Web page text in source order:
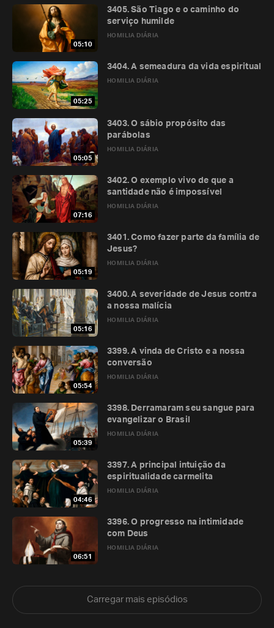
05:10
HOMILIA DIÁRIA
3405. São Tiago e o caminho do
serviço humilde
05:25
HOMILIA DIÁRIA
3404. A semeadura da vida espiritual
05:05
HOMILIA DIÁRIA
3403. O sábio propósito das
parábolas
07:16
HOMILIA DIÁRIA
3402. O exemplo vivo de que a
santidade não é impossível
05:19
HOMILIA DIÁRIA
3401. Como fazer parte da família de
Jesus?
05:16
HOMILIA DIÁRIA
3400. A severidade de Jesus contra
a nossa malícia
05:54
HOMILIA DIÁRIA
3399. A vinda de Cristo e a nossa
conversão
05:39
HOMILIA DIÁRIA
3398. Derramaram seu sangue para
evangelizar o Brasil
04:46
HOMILIA DIÁRIA
3397. A principal intuição da
espiritualidade carmelita
06:51
HOMILIA DIÁRIA
3396. O progresso na intimidade
com Deus
Carregar mais episódios